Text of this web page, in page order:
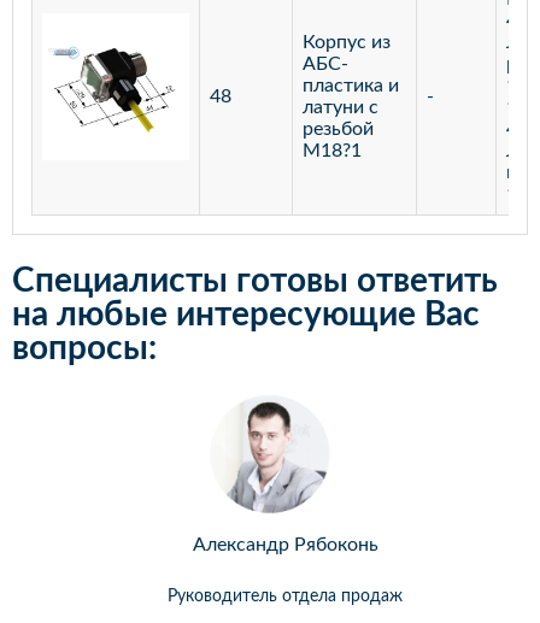
48
Корпус из
АБС-
пластика и
латуни с
резьбой
М18?1
-
400
100
Специалисты готовы ответить
на любые интересующие Вас
вопросы:
Александр Рябоконь
Руководитель отдела продаж